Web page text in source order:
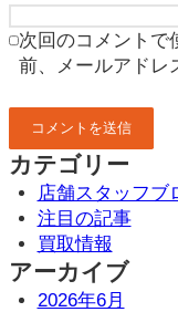
次回のコメントで
前、メールアドレ
カテゴリー
店舗スタッフブ
注目の記事
買取情報
アーカイブ
2026年6月